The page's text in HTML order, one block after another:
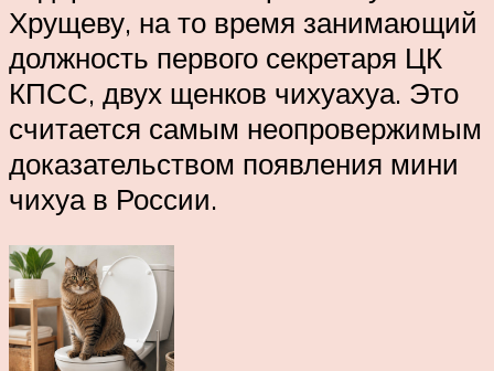
Хрущеву, на то время занимающий
должность первого секретаря ЦК
КПСС, двух щенков чихуахуа. Это
считается самым неопровержимым
доказательством появления мини
чихуа в России.